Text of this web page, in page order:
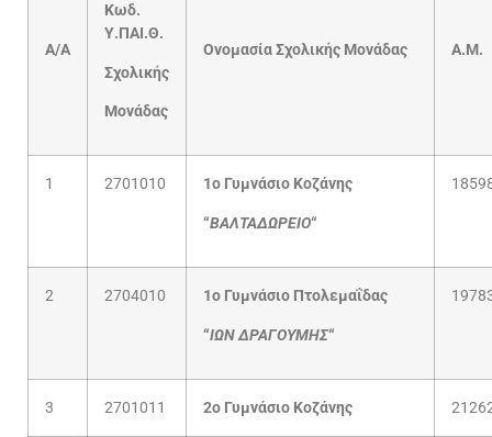
A/A
Kωδ.
Υ.ΠΑΙ.Θ.
Σχολικής
Μονάδας
Ονομασία Σχολικής Μονάδας Α.Μ.
1 2701010 1ο Γυμνάσιο Κοζάνης
“ΒΑΛΤΑΔΩΡΕΙΟ“
2 2704010 1ο Γυμνάσιο Πτολεμαΐδας
“ΙΩΝ ΔΡΑΓΟΥΜΗΣ“
3 2701011 2ο Γυμνάσιο Κοζάνης